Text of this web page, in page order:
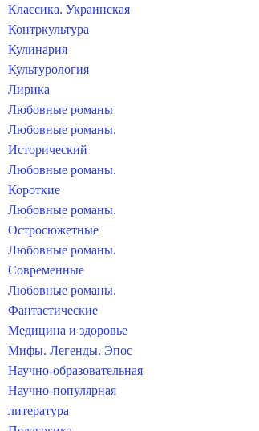
Классика. Украинская
Контркультура
Кулинария
Культурология
Лирика
Любовные романы
Любовные романы.
Исторический
Любовные романы.
Короткие
Любовные романы.
Остросюжетные
Любовные романы.
Современные
Любовные романы.
Фантастические
Медицина и здоровье
Мифы. Легенды. Эпос
Научно-образовательная
Научно-популярная
литература